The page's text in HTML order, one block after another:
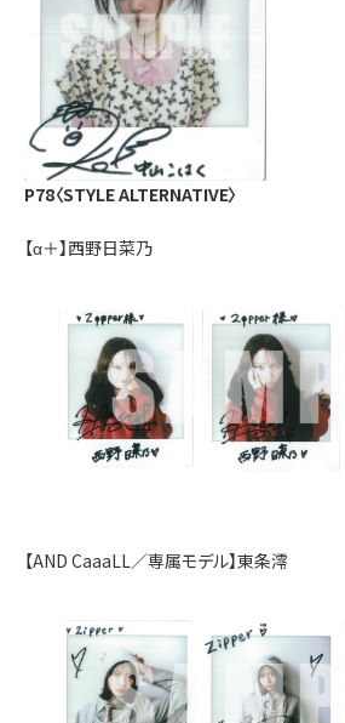
P78〈STYLE ALTERNATIVE〉
【α＋】西野日菜乃
【AND CaaaLL／専属モデル】東条澪